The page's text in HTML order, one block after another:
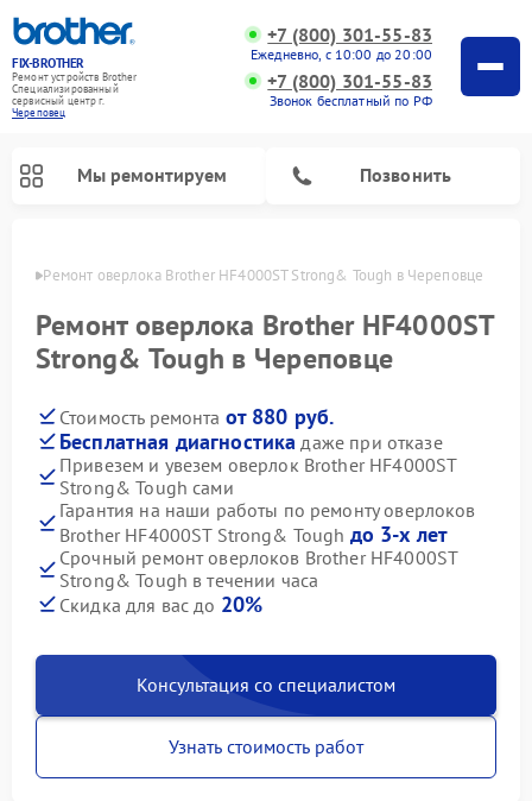
FIX-BROTHER
Ремонт устройств Brother
Специализированный
cервисный центр г.
Череповец
+7 (800) 301-55-83
Ежедневно, с 10:00 до 20:00
+7 (800) 301-55-83
Звонок бесплатный по РФ
Мы ремонтируем Позвонить
Ремонт оверлока Brother HF4000ST Strong& Tough в Череповце
Ремонт оверлока Brother HF4000ST
Strong& Tough в Череповце
Стоимость ремонта от 880 руб.
Бесплатная диагностика даже при отказе
Привезем и увезем оверлок Brother HF4000ST
Strong& Tough сами
Гарантия на наши работы по ремонту оверлоков
Brother HF4000ST Strong& Tough до 3-х лет
Срочный ремонт оверлоков Brother HF4000ST
Strong& Tough в течении часа
Скидка для вас до 20%
Консультация со специалистом
Узнать стоимость работ